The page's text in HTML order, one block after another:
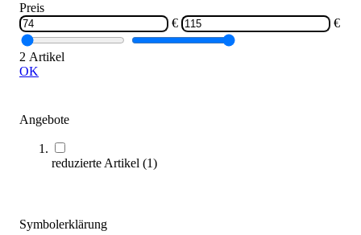
Preis
€
€
2 Artikel
OK
Angebote
reduzierte Artikel (1)
Symbolerklärung
74,90 €
Zum Produkt
Längere Lieferzeit
Sortieren nach
Platzsparend und sicher: So wählen Sie